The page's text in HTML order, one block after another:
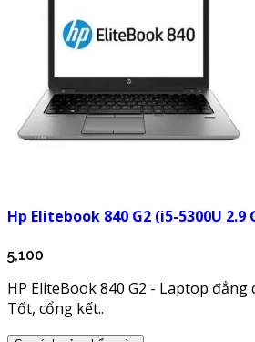
Hp Elitebook 840 G2 (i5-5300U
5,100
HP EliteBook 840 G2 - Laptop
Tốt, cổng kết..